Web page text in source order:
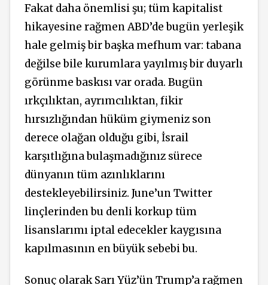
Fakat daha önemlisi şu; tüm kapitalist
hikayesine rağmen ABD’de bugün yerleşik
hale gelmiş bir başka mefhum var: tabana
değilse bile kurumlara yayılmış bir duyarlı
görünme baskısı var orada. Bugün
ırkçılıktan, ayrımcılıktan, fikir
hırsızlığından hüküm giymeniz son
derece olağan olduğu gibi, İsrail
karşıtlığına bulaşmadığınız sürece
dünyanın tüm azınlıklarını
destekleyebilirsiniz. June’un Twitter
linçlerinden bu denli korkup tüm
lisanslarımı iptal edecekler kaygısına
kapılmasının en büyük sebebi bu.
Sonuç olarak Sarı Yüz’ün Trump’a rağmen